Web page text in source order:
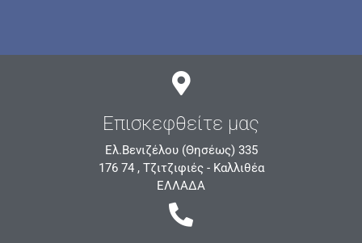
Επισκεφθείτε μας
Ελ.Βενιζέλου (Θησέως) 335
176 74 , Τζιτζιφιές - Καλλιθέα
ΕΛΛΑΔΑ